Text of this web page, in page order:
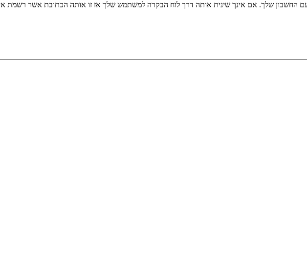
החשבון שלך. אם אינך שינית אותה דרך לוח הבקרה למשתמש שלך אז זו אותה הכתובת אשר רשמת